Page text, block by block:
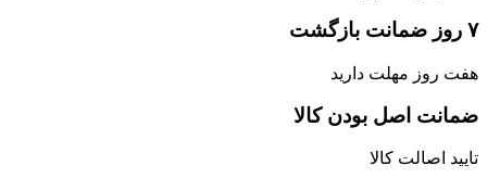
۷ روز ضمانت بازگشت
هفت روز مهلت دارید
ضمانت اصل‌ بودن کالا
تایید اصالت کالا